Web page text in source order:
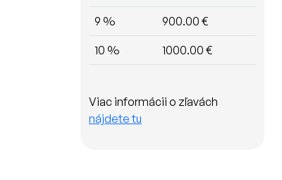
9 % 900.00 €
10 % 1000.00 €
Viac informácii o zľavách
nájdete tu